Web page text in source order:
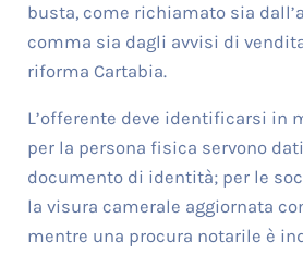
busta, come richiamato sia
comma sia dagli avvisi di
riforma Cartabia.
L’offerente deve identificarsi in
per la persona fisica servono
documento di identità; per le
la visura camerale aggiornata
mentre una procura notarile è